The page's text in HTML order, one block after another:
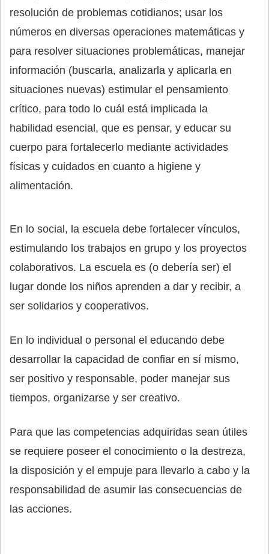
resolución de problemas cotidianos; usar los
números en diversas operaciones matemáticas y
para resolver situaciones problemáticas, manejar
información (buscarla, analizarla y aplicarla en
situaciones nuevas) estimular el pensamiento
crítico, para todo lo cuál está implicada la
habilidad esencial, que es pensar, y educar su
cuerpo para fortalecerlo mediante actividades
físicas y cuidados en cuanto a higiene y
alimentación.
En lo social, la escuela debe fortalecer vínculos,
estimulando los trabajos en grupo y los proyectos
colaborativos. La escuela es (o debería ser) el
lugar donde los niños aprenden a dar y recibir, a
ser solidarios y cooperativos.
En lo individual o personal el educando debe
desarrollar la capacidad de confiar en sí mismo,
ser positivo y responsable, poder manejar sus
tiempos, organizarse y ser creativo.
Para que las competencias adquiridas sean útiles
se requiere poseer el conocimiento o la destreza,
la disposición y el empuje para llevarlo a cabo y la
responsabilidad de asumir las consecuencias de
las acciones.